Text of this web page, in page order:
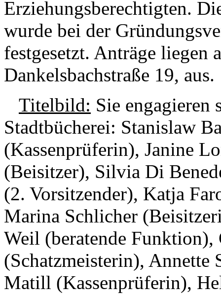
Erziehungsberechtigten.
wurde bei der
festgesetzt. Anträge liegen
Dankelsbachstraße 19, aus.
Titelbild: Sie engagieren
Stadtbücherei: Stanislaw
(Kassenprüferin), Janine
(Beisitzer), Silvia Di
(2. Vorsitzender), Katja
Marina Schlicher
Weil (beratende
(Schatzmeisterin),
Matill (Kassenprüferin),